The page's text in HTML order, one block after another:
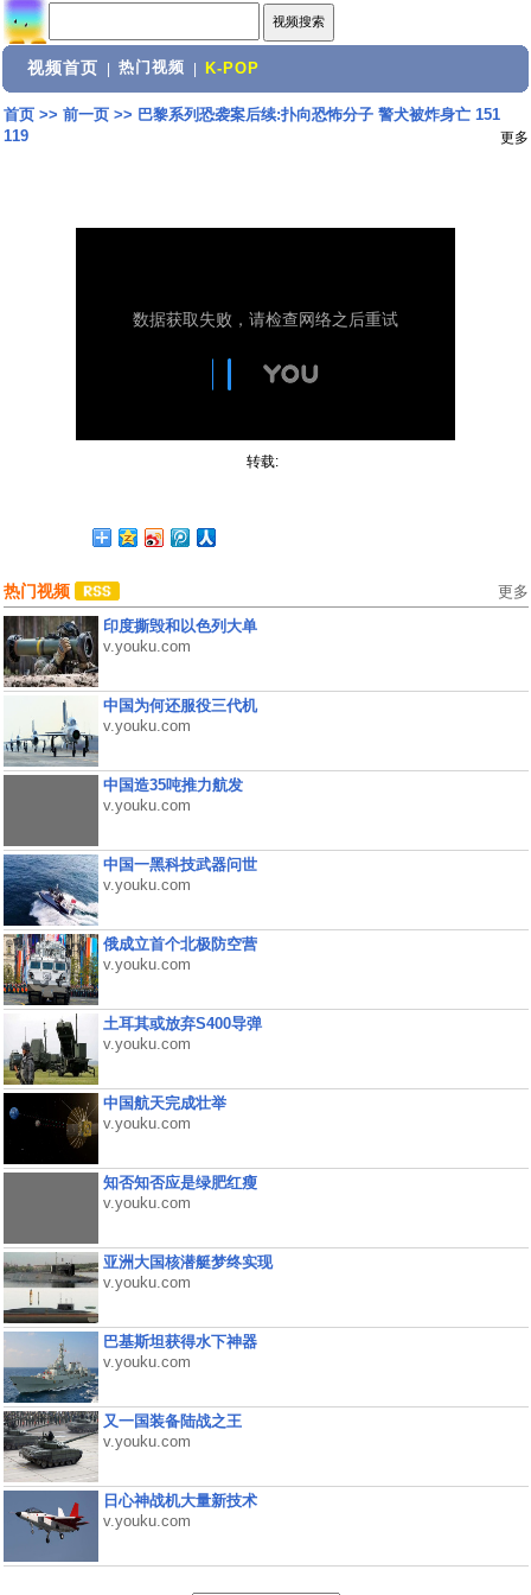
视频首页 热门视频 K-POP
首页>> 前一页>> 巴黎系列恐袭案后续:扑向恐怖分子 警犬被炸身亡 151
119
更多
转载:
热门视频 更多
印度撕毁和以色列大单
v.youku.com
中国为何还服役三代机
v.youku.com
中国造35吨推力航发
v.youku.com
中国一黑科技武器问世
v.youku.com
俄成立首个北极防空营
v.youku.com
土耳其或放弃S400导弹
v.youku.com
中国航天完成壮举
v.youku.com
知否知否应是绿肥红瘦
v.youku.com
亚洲大国核潜艇梦终实现
v.youku.com
巴基斯坦获得水下神器
v.youku.com
又一国装备陆战之王
v.youku.com
日心神战机大量新技术
v.youku.com